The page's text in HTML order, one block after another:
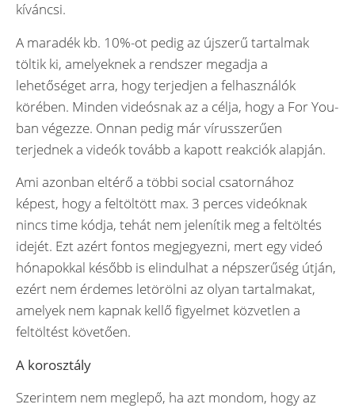
kíváncsi.
A maradék kb. 10%-ot pedig az újszerű tartalmak
töltik ki, amelyeknek a rendszer megadja a
lehetőséget arra, hogy terjedjen a felhasználók
körében. Minden videósnak az a célja, hogy a For You-
ban végezze. Onnan pedig már vírusszerűen
terjednek a videók tovább a kapott reakciók alapján.
Ami azonban eltérő a többi social csatornához
képest, hogy a feltöltött max. 3 perces videóknak
nincs time kódja, tehát nem jelenítik meg a feltöltés
idejét. Ezt azért fontos megjegyezni, mert egy videó
hónapokkal később is elindulhat a népszerűség útján,
ezért nem érdemes letörölni az olyan tartalmakat,
amelyek nem kapnak kellő figyelmet közvetlen a
feltöltést követően.
A korosztály
Szerintem nem meglepő, ha azt mondom, hogy az